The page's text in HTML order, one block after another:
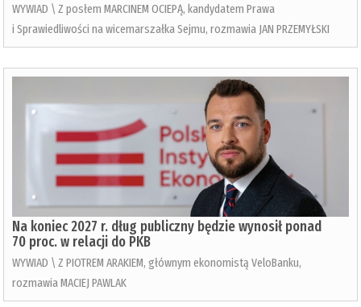
WYWIAD \ Z posłem MARCINEM OCIEPĄ, kandydatem Prawa
i Sprawiedliwości na wicemarszałka Sejmu, rozmawia JAN PRZEMYŁSKI
Na koniec 2027 r. dług publiczny będzie wynosił ponad
70 proc. w relacji do PKB
WYWIAD \ Z PIOTREM ARAKIEM, głównym ekonomistą VeloBanku,
rozmawia MACIEJ PAWLAK